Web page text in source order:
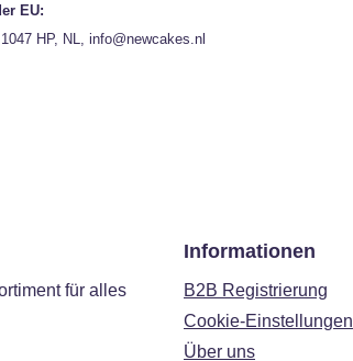
EU:
HP, NL, info@newcakes.nl
für alles
Informationen
B2B Registrierung
Cookie-Einstellungen
Über uns